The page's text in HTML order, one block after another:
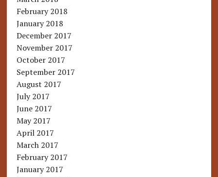
February 2018
January 2018
December 2017
November 2017
October 2017
September 2017
August 2017
July 2017
June 2017
May 2017
April 2017
March 2017
February 2017
January 2017